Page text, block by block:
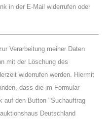
in der E-Mail widerrufen oder
Verarbeitung meiner Daten
mit der Löschung des
widerrufen werden. Hiermit
dass die im Formular
auf den Button "Suchauftrag
Deutschland